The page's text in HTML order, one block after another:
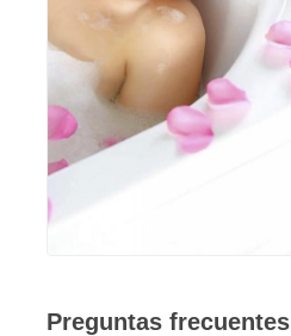
Preguntas frecuentes